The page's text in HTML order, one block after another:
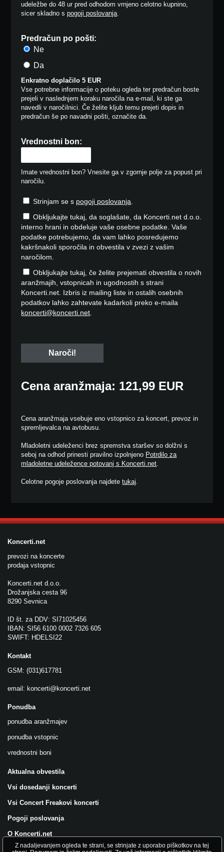
udeležbe do 48 ur pred odhodom vrnjeno celotno kupnino,
sicer skladno spogoji poslovanja.
Predračun po pošti:
Ne
Da
Enkratno doplačilo 5 EUR
Vse potrebne informacije o poteku ogleda ter predračun boste
prejeli v naslednjem koraku naročila na e-mail, ki ste ga
navedli v naročilnici. Če želite kljub temu prejeti dopis in
predračun še po navadni pošti, označite da.
Vrednostni bon:
Imate vrednostni bon? Vnesite ga v zgornje polje za popust pri
naročilu.
Strinjam se s pogoji poslovanja.
Obkljukajte tukaj, da soglašate, da Koncerti.net d.o.o.
interno hrani in obdeluje vaše osebne podatke. Vaše
podatke potrebujemo, da vam lahko posredujemo
kakršnakoli sporočila in obvestila v zvezi z vašim
naročilom.
Obkljukajte tukaj, če želite prejemati obvestila o novih
aranžmajih, vstopnicah in ugodnostih s strani
Koncerti.net. Izbris iz mailing liste in ostalih osebnih
podatkov lahko zahtevate kadarkoli preko e-maila
koncerti@koncerti.net.
Cena aranžmaja: 121,99 EUR
Cena aranžmaja vsebuje eno vstopnico za koncert, prevoz in
spremljevalca na avtobusu.
Mladoletni udeleženci brez spremstva staršev so dolžni s
seboj na odhod prinesti pravilno izpolnjeno Potrdilo za
mladoletne udeležence potovanj s Koncerti.net.
Celotne pogoje poslovanja najdetetukaj.
Koncerti.net
prevozi na koncerte
prodaja vstopnic
Koncerti.net d.o.o.
Drožanjska cesta 96
8290 Sevnica
ID št. za DDV: SI71025456
IBAN: SI56 6100 0002 7326 605
SWIFT: HDELSI22
Kontakt
GSM: (031)617781
email: koncerti@koncerti.net
Ponudba
ponudba aranžmajev
ponudba vstopnic
vrednostni boni
Aktualna obvestila
Vsi dosedanji koncerti
Vsi Concert Freakovi koncerti
Pogoji poslovanja
O Koncerti.net
Z nadaljevanjem ogleda te strani, se strinjate z uporabo piškotkov na tej